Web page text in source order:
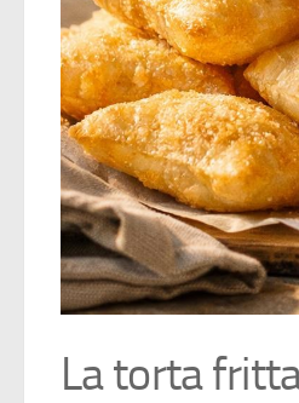
La torta